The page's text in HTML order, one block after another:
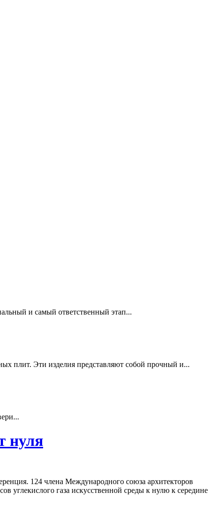
и самый ответственный этап...
плит. Эти изделия представляют собой прочный и...
нуля
124 члена Международного союза архитекторов
углекислого газа искусственной среды к нулю к середине